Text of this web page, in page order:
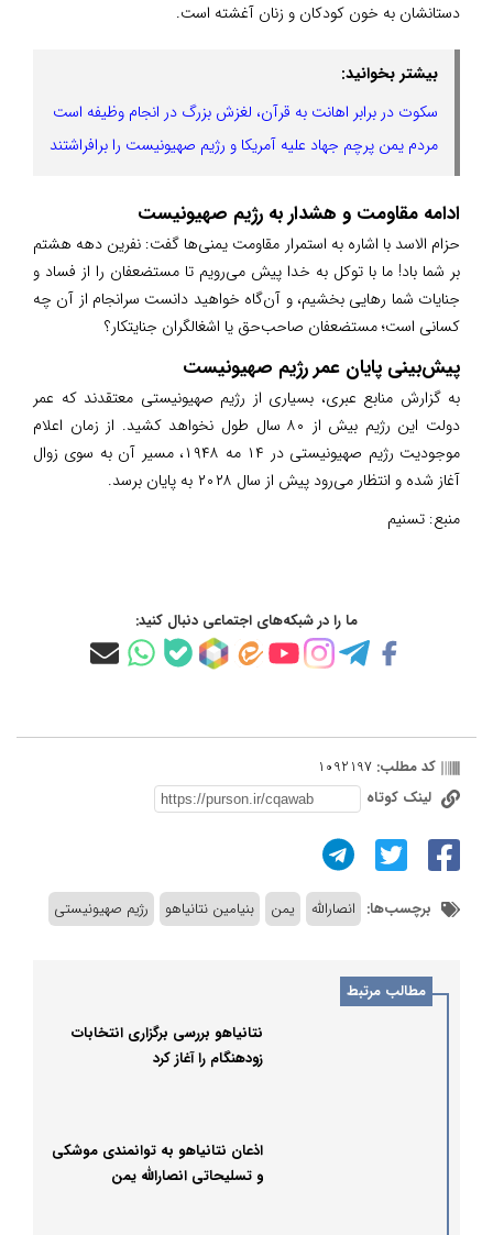
دستانشان به خون کودکان و زنان آغشته است.
بیشتر بخوانید:
سکوت در برابر اهانت به قرآن، لغزش بزرگ در انجام وظیفه است
مردم یمن پرچم جهاد علیه آمریکا و رژیم صهیونیست را برافراشتند
ادامه مقاومت و هشدار به رژیم صهیونیست
حزام الاسد با اشاره به استمرار مقاومت یمنی‌ها گفت: نفرین دهه هشتم
بر شما باد! ما با توکل به خدا پیش می‌رویم تا مستضعفان را از فساد و
جنایات شما رهایی بخشیم، و آن‌گاه خواهید دانست سرانجام از آن چه
کسانی است؛ مستضعفان صاحب‌حق یا اشغالگران جنایتکار؟
پیش‌بینی پایان عمر رژیم صهیونیست
به گزارش منابع عبری، بسیاری از رژیم صهیونیستی معتقدند که عمر
دولت این رژیم بیش از ۸۰ سال طول نخواهد کشید. از زمان اعلام
موجودیت رژیم صهیونیستی در ۱۴ مه ۱۹۴۸، مسیر آن به سوی زوال
آغاز شده و انتظار می‌رود پیش از سال ۲۰۲۸ به پایان برسد.
منبع: تسنیم
ما را در شبکه‌های اجتماعی دنبال کنید:
کد مطلب: 1092197
لینک کوتاه
برچسب‌ها: انصارالله یمن بنیامین نتانیاهو رژیم صهیونیستی
مطالب مرتبط
نتانیاهو بررسی برگزاری انتخابات
زودهنگام را آغاز کرد
اذعان نتانیاهو به توانمندی موشکی
و تسلیحاتی انصارالله یمن